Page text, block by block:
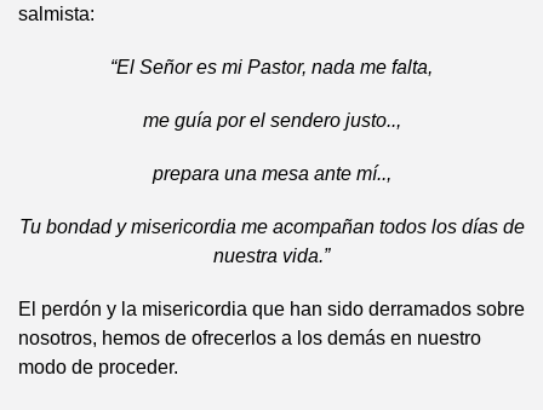
salmista:
“El Señor es mi Pastor, nada me falta,
me guía por el sendero justo..,
prepara una mesa ante mí..,
Tu bondad y misericordia me acompañan todos los días de
nuestra vida.”
El perdón y la misericordia que han sido derramados sobre
nosotros, hemos de ofrecerlos a los demás en nuestro
modo de proceder.